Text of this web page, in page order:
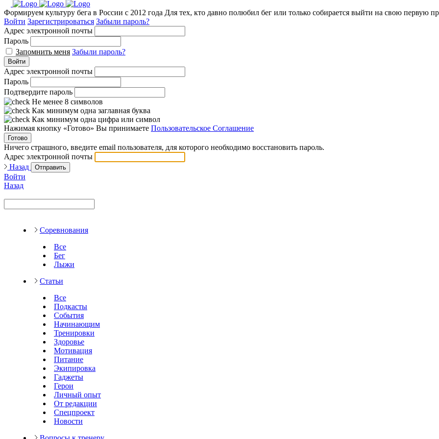
Формируем культуру бега в России с 2012 года Для тех, кто давно полюбил бег или только собирается выйти на свою первую
Войти Зарегистрироваться Забыли пароль?
Адрес электронной почты
Пароль
Запомнить меня Забыли пароль?
Войти
Адрес электронной почты
Пароль
Подтвердите пароль
Не менее 8 символов
Как минимум одна заглавная буква
Как минимум одна цифра или символ
Нажимая кнопку «Готово» Вы принимаете Пользовательское Соглашение
Готово
Ничего страшного, введите email пользователя, для которого необходимо восстановить пароль.
Адрес электронной почты
Назад
Отправить
Войти
Назад
Соревнования
Все
Бег
Лыжи
Статьи
Все
Подкасты
События
Начинающим
Тренировки
Здоровье
Мотивация
Питание
Экипировка
Гаджеты
Герои
Личный опыт
От редакции
Спецпроект
Новости